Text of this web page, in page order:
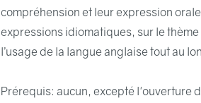
compréhension et leur expression
expressions idiomatiques, sur le
l’usage de la langue anglaise tout au
Prérequis: aucun, excepté l'ouverture